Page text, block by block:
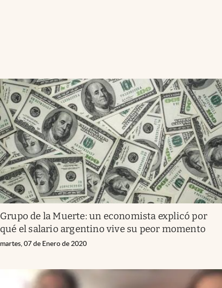
Grupo de la Muerte: un economista explicó por
qué el salario argentino vive su peor momento
martes, 07 de Enero de 2020